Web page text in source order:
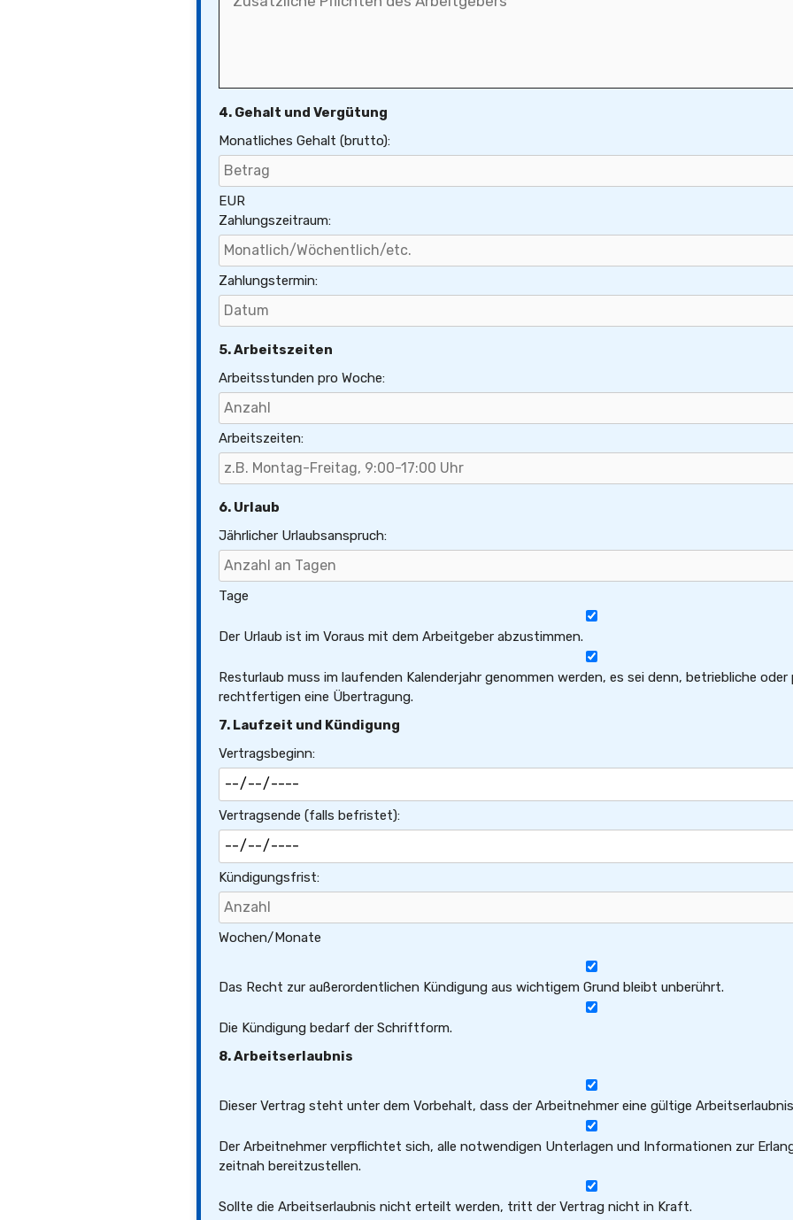
4. Gehalt und Vergütung
Monatliches Gehalt (brutto):
EUR
Zahlungszeitraum:
Zahlungstermin:
5. Arbeitszeiten
Arbeitsstunden pro Woche:
Arbeitszeiten:
6. Urlaub
Jährlicher Urlaubsanspruch:
Tage
Der Urlaub ist im Voraus mit dem Arbeitgeber abzustimmen.
Resturlaub muss im laufenden Kalenderjahr genommen werden, es sei denn, betriebliche oder
rechtfertigen eine Übertragung.
7. Laufzeit und Kündigung
Vertragsbeginn:
Vertragsende (falls befristet):
Kündigungsfrist:
Wochen/Monate
Das Recht zur außerordentlichen Kündigung aus wichtigem Grund bleibt unberührt.
Die Kündigung bedarf der Schriftform.
8. Arbeitserlaubnis
Dieser Vertrag steht unter dem Vorbehalt, dass der Arbeitnehmer eine gültige
Der Arbeitnehmer verpflichtet sich, alle notwendigen Unterlagen und Informationen zur
zeitnah bereitzustellen.
Sollte die Arbeitserlaubnis nicht erteilt werden, tritt der Vertrag nicht in Kraft.